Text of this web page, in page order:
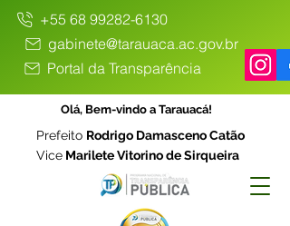
+55 68 99282-6130
gabinete@tarauaca.ac.gov.br
Portal da Transparência
Olá, Bem-vindo a Tarauacá!
Prefeito Rodrigo Damasceno Catão
Vice Marilete Vitorino de Sirqueira